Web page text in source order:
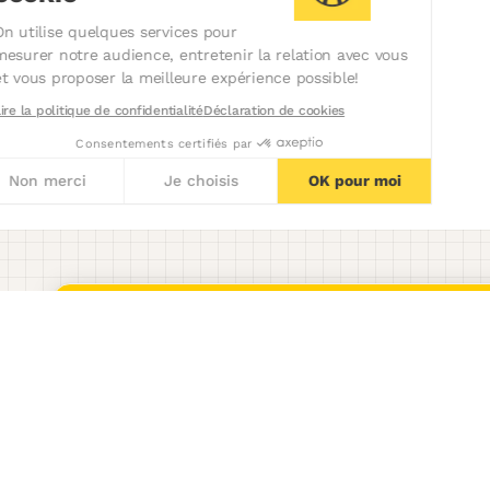
On utilise quelques services pour
mesurer notre audience, entretenir la relation avec vous
et vous proposer la meilleure expérience possible!
Lire la politique de confidentialitéDéclaration de cookies
Consentements certifiés par
Non merci Je choisis OK pour moi